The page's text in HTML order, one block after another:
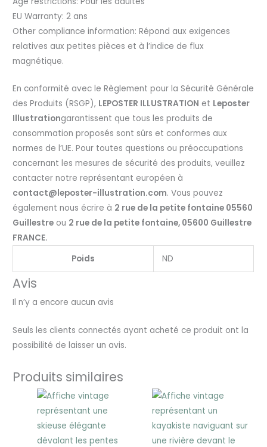
EU Warranty: 2 ans
Other compliance information: Répond aux exigences
relatives aux petites pièces et à l’indice de flux
magnétique.
En conformité avec le Règlement pour la Sécurité Générale
des Produits (RSGP), LEPOSTER ILLUSTRATION et Leposter
Illustrationgarantissent que tous les produits de
consommation proposés sont sûrs et conformes aux
normes de l’UE. Pour toutes questions ou préoccupations
concernant les mesures de sécurité des produits, veuillez
contacter notre représentant européen à
contact@leposter-illustration.com. Vous pouvez
également nous écrire à 2 rue de la petite fontaine 05560
Guillestre ou 2 rue de la petite fontaine, 05600 Guillestre
FRANCE.
Poids
ND
Avis
Il n’y a encore aucun avis
Seuls les clients connectés ayant acheté ce produit ont la
possibilité de laisser un avis.
Produits similaires
Plage
de
prix :
30,00 €
Plage
de
25,00 €
à
30,00 €